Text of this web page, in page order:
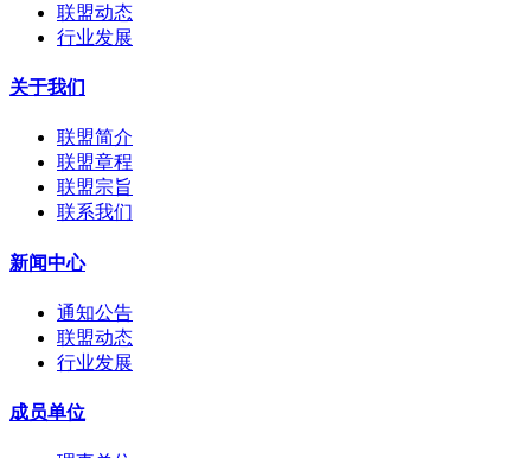
联盟动态
行业发展
关于我们
联盟简介
联盟章程
联盟宗旨
联系我们
新闻中心
通知公告
联盟动态
行业发展
成员单位